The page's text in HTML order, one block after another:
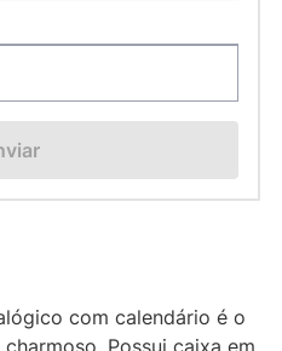
com calendário é o